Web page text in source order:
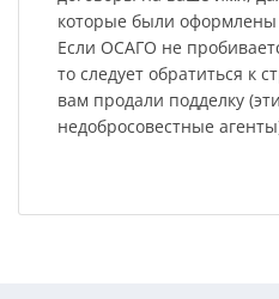
которые были оформлены
Если ОСАГО не
то следует обратиться к
вам продали подделку
недобросовестные